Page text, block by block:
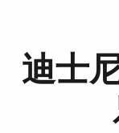
迪士